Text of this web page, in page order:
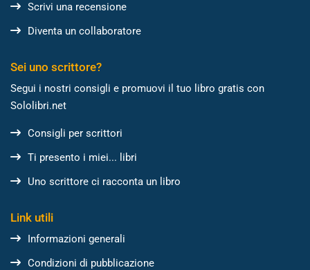
Scrivi una recensione
Diventa un collaboratore
Sei uno scrittore?
Segui i nostri consigli e promuovi il tuo libro gratis con
Sololibri.net
Consigli per scrittori
Ti presento i miei... libri
Uno scrittore ci racconta un libro
Link utili
Informazioni generali
Condizioni di pubblicazione